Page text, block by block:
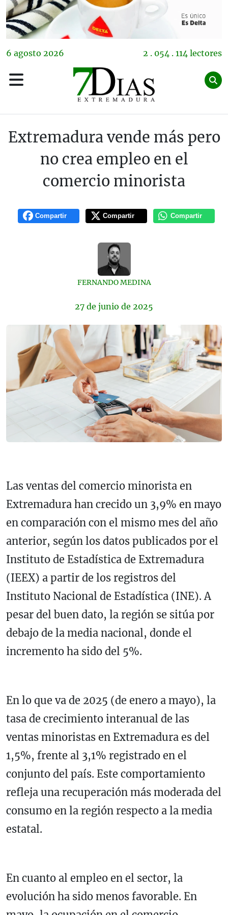
6 agosto 2026 2 . 054 . 114 lectores
Extremadura vende más pero
no crea empleo en el
comercio minorista
Compartir Compartir Compartir
FERNANDO MEDINA
27 de junio de 2025
Las ventas del comercio minorista en
Extremadura han crecido un 3,9% en mayo
en comparación con el mismo mes del año
anterior, según los datos publicados por el
Instituto de Estadística de Extremadura
(IEEX) a partir de los registros del
Instituto Nacional de Estadística (INE). A
pesar del buen dato, la región se sitúa por
debajo de la media nacional, donde el
incremento ha sido del 5%.
En lo que va de 2025 (de enero a mayo), la
tasa de crecimiento interanual de las
ventas minoristas en Extremadura es del
1,5%, frente al 3,1% registrado en el
conjunto del país. Este comportamiento
refleja una recuperación más moderada del
consumo en la región respecto a la media
estatal.
En cuanto al empleo en el sector, la
evolución ha sido menos favorable. En